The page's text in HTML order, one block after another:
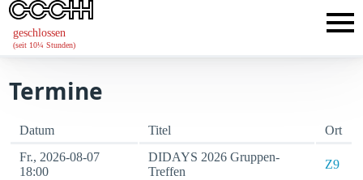
geschlossen
(seit 10¼ Stunden)
Termine
Datum Titel
Ort
Fr., 2026-08-07
18:00
DIDAYS 2026 Gruppen-
Treffen
Z9